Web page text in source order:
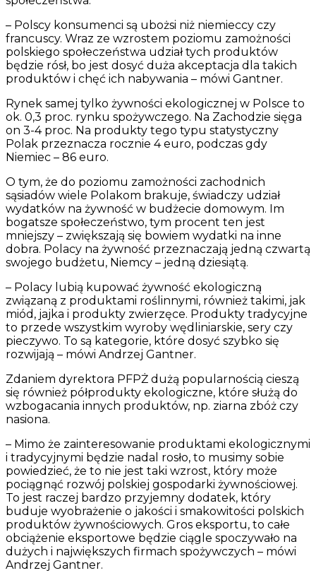
– Polscy konsumenci są ubożsi niż niemieccy czy
francuscy. Wraz ze wzrostem poziomu zamożności
polskiego społeczeństwa udział tych produktów
będzie rósł, bo jest dosyć duża akceptacja dla takich
produktów i chęć ich nabywania – mówi Gantner.
Rynek samej tylko żywności ekologicznej w Polsce to
ok. 0,3 proc. rynku spożywczego. Na Zachodzie sięga
on 3-4 proc. Na produkty tego typu statystyczny
Polak przeznacza rocznie 4 euro, podczas gdy
Niemiec – 86 euro.
O tym, że do poziomu zamożności zachodnich
sąsiadów wiele Polakom brakuje, świadczy udział
wydatków na żywność w budżecie domowym. Im
bogatsze społeczeństwo, tym procent ten jest
mniejszy – zwiększają się bowiem wydatki na inne
dobra. Polacy na żywność przeznaczają jedną czwartą
swojego budżetu, Niemcy – jedną dziesiątą.
– Polacy lubią kupować żywność ekologiczną
związaną z produktami roślinnymi, również takimi, jak
miód, jajka i produkty zwierzęce. Produkty tradycyjne
to przede wszystkim wyroby wędliniarskie, sery czy
pieczywo. To są kategorie, które dosyć szybko się
rozwijają – mówi Andrzej Gantner.
Zdaniem dyrektora PFPŻ dużą popularnością cieszą
się również półprodukty ekologiczne, które służą do
wzbogacania innych produktów, np. ziarna zbóż czy
nasiona.
– Mimo że zainteresowanie produktami ekologicznymi
i tradycyjnymi będzie nadal rosło, to musimy sobie
powiedzieć, że to nie jest taki wzrost, który może
pociągnąć rozwój polskiej gospodarki żywnościowej.
To jest raczej bardzo przyjemny dodatek, który
buduje wyobrażenie o jakości i smakowitości polskich
produktów żywnościowych. Gros eksportu, to całe
obciążenie eksportowe będzie ciągle spoczywało na
dużych i największych firmach spożywczych – mówi
Andrzej Gantner.